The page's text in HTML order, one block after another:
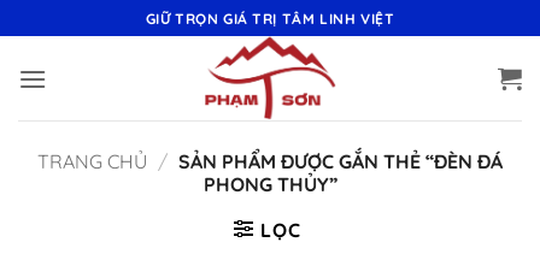
qua
nội
GIỮ TRỌN GIÁ TRỊ TÂM LINH VIỆT
TRANG CHỦ / SẢN PHẨM ĐƯỢC GẮN THẺ “ĐÈN ĐÁ
PHONG THỦY”
LỌC